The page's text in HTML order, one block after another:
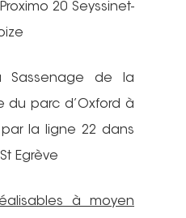
20 Seyssinet-
Sassenage de la
du parc d’Oxford à
la ligne 22 dans
Egrève
à moyen